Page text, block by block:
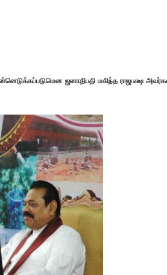
ஜனாதிபதி மகிந்த ராஜபக்ஷ